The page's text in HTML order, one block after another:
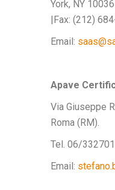
York, NY
|Fax: (212)
Email:
Apave
Via Giuseppe
Roma (RM).
Tel. 06/
Email: